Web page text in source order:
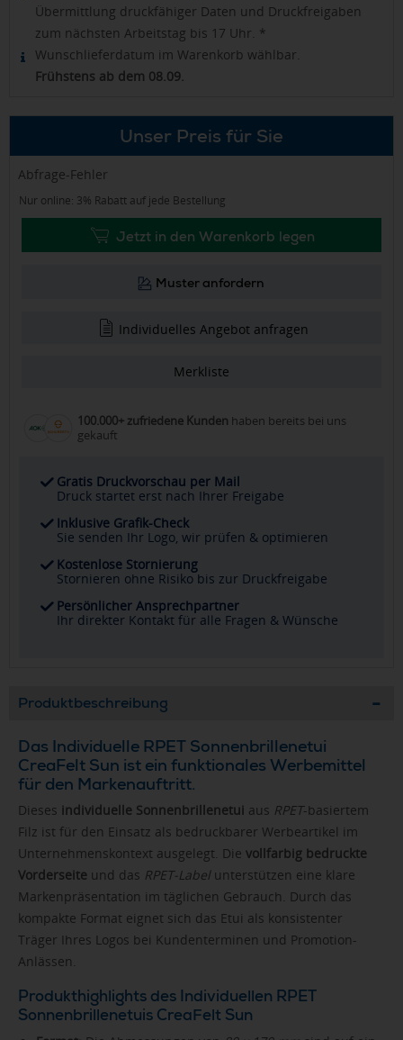
Übermittlung druckfähiger Daten und Druckfreigaben
zum nächsten Arbeitstag bis 17 Uhr. *
Wunschlieferdatum im Warenkorb wählbar.
Frühstens ab dem 08.09.
Unser Preis für Sie
Abfrage-Fehler
Nur online: 3% Rabatt auf jede Bestellung
Jetzt in den Warenkorb legen
Muster anfordern
Individuelles Angebot anfragen
Merkliste
100.000+ zufriedene Kunden haben bereits bei uns
gekauft
Gratis Druckvorschau per Mail
Druck startet erst nach Ihrer Freigabe
Inklusive Grafik-Check
Sie senden Ihr Logo, wir prüfen & optimieren
Kostenlose Stornierung
Stornieren ohne Risiko bis zur Druckfreigabe
Persönlicher Ansprechpartner
Ihr direkter Kontakt für alle Fragen & Wünsche
Produktbeschreibung
Das Individuelle RPET Sonnenbrillenetui
CreaFelt Sun ist ein funktionales Werbemittel
für den Markenauftritt.
Dieses individuelle Sonnenbrillenetui aus RPET-basiertem
Filz ist für den Einsatz als bedruckbarer Werbeartikel im
Unternehmenskontext ausgelegt. Die vollfarbig bedruckte
Vorderseite und das RPET-Labelunterstützen eine klare
Markenpräsentation im täglichen Gebrauch. Durch das
kompakte Format eignet sich das Etui als konsistenter
Träger Ihres Logos bei Kundenterminen und Promotion-
Anlässen.
Produkthighlights des Individuellen RPET
Sonnenbrillenetuis CreaFelt Sun